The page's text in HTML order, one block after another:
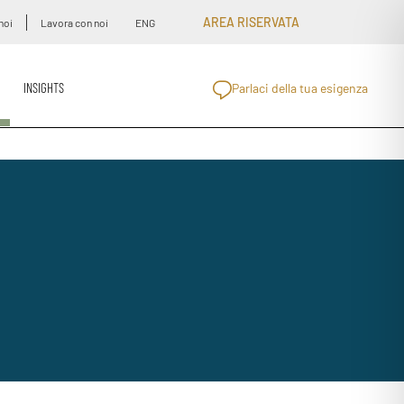
Lavora con noi ENG AREA RISERVATA
INSIGHTS Parlaci della tua esigenza